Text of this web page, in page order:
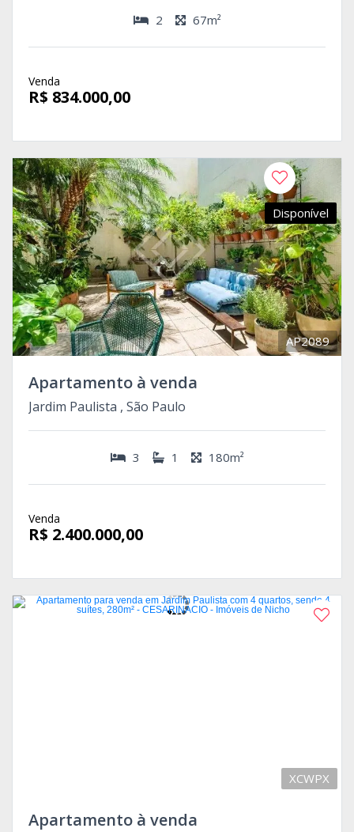
2 67m²
Venda
R$ 834.000,00
Disponível
AP2089
Apartamento à venda
Jardim Paulista , São Paulo
3 1 180m²
Venda
R$ 2.400.000,00
XCWPX
Apartamento à venda